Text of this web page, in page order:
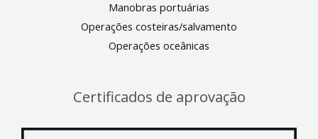
Manobras portuárias
Operações costeiras/salvamento
Operações oceânicas
Certificados de aprovação